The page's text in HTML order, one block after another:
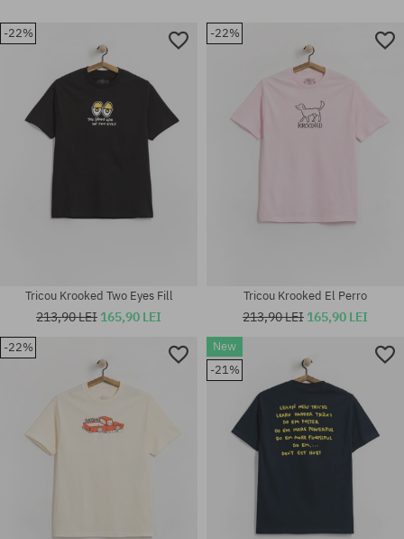
-22%
Tricou Krooked Two Eyes Fill
213,90 LEI 165,90 LEI
-22%
Tricou Krooked El Perro
213,90 LEI 165,90 LEI
-22%
New
-21%